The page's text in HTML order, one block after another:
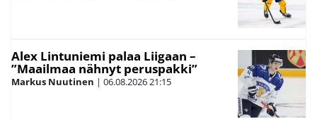
Alex Lintuniemi palaa Liigaan –
”Maailmaa nähnyt peruspakki”
Markus Nuutinen | 06.08.202621:15